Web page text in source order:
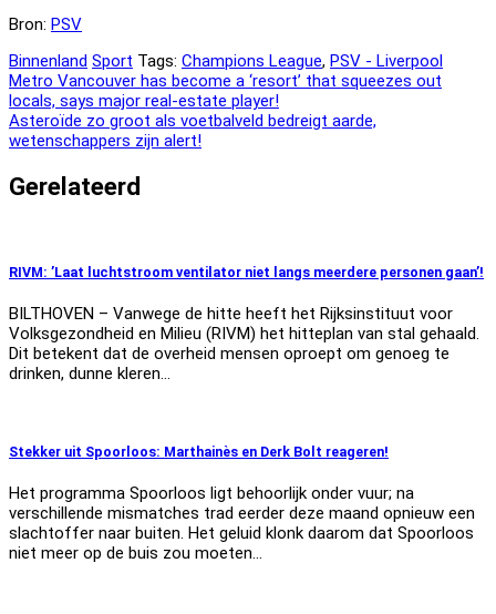
Bron: PSV
Binnenland Sport Tags: Champions League, PSV - Liverpool
Bericht
navigatie
Metro Vancouver has become a ‘resort’ that squeezes out
locals, says major real-estate player!
Asteroïde zo groot als voetbalveld bedreigt aarde,
wetenschappers zijn alert!
Gerelateerd
RIVM: ’Laat luchtstroom ventilator niet langs meerdere personen gaan’!
BILTHOVEN – Vanwege de hitte heeft het Rijksinstituut voor
Volksgezondheid en Milieu (RIVM) het hitteplan van stal gehaald.
Dit betekent dat de overheid mensen oproept om genoeg te
drinken, dunne kleren…
Stekker uit Spoorloos: Marthainès en Derk Bolt reageren!
Het programma Spoorloos ligt behoorlijk onder vuur; na
verschillende mismatches trad eerder deze maand opnieuw een
slachtoffer naar buiten. Het geluid klonk daarom dat Spoorloos
niet meer op de buis zou moeten…